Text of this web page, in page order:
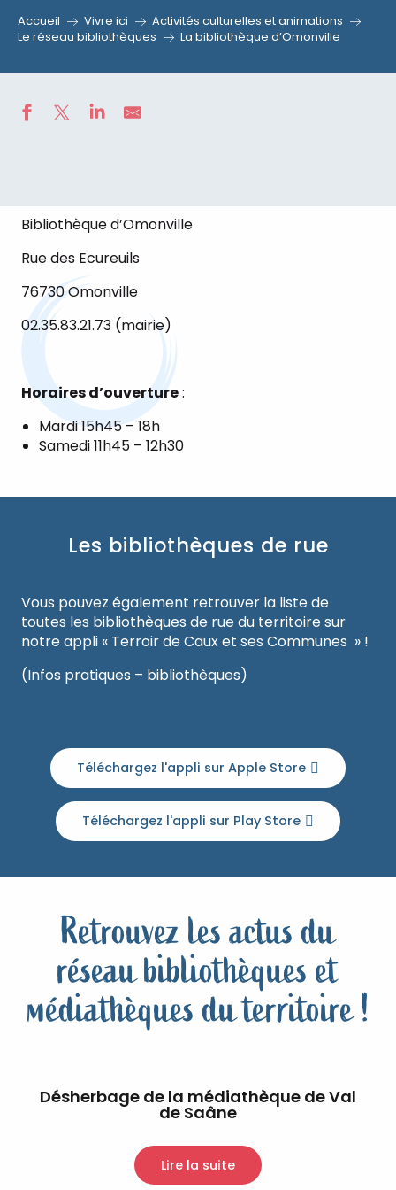
Accueil Vivre ici
Activités culturelles et animations
Le réseau bibliothèques
La bibliothèque d’Omonville
Bibliothèque d’Omonville
Rue des Ecureuils
76730 Omonville
02.35.83.21.73 (mairie)
Horaires d’ouverture:
Mardi 15h45 – 18h
Samedi 11h45 – 12h30
Les bibliothèques de rue
Vous pouvez également retrouver la liste de
toutes les bibliothèques de rue du territoire sur
notre appli « Terroir de Caux et ses Communes » !
(Infos pratiques – bibliothèques)
Téléchargez l'appli sur Apple Store
Téléchargez l'appli sur Play Store
Retrouvez les actus du
réseau bibliothèques et
médiathèques du territoire !
Désherbage de la médiathèque de Val
de Saâne
Lire la suite